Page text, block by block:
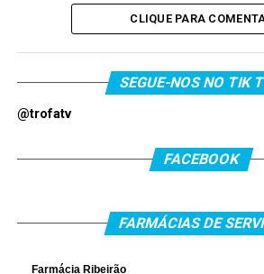
CLIQUE PARA
SEGUE-NOS NO TIK
@trofatv
FACEBOOK
FARMÁCIAS DE